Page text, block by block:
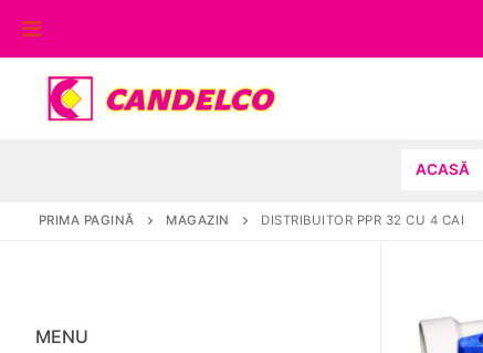
conținut
ACASĂ
PRIMA PAGINĂ MAGAZIN DISTRIBUITOR PPR 32 CU 4 CAI
MENU